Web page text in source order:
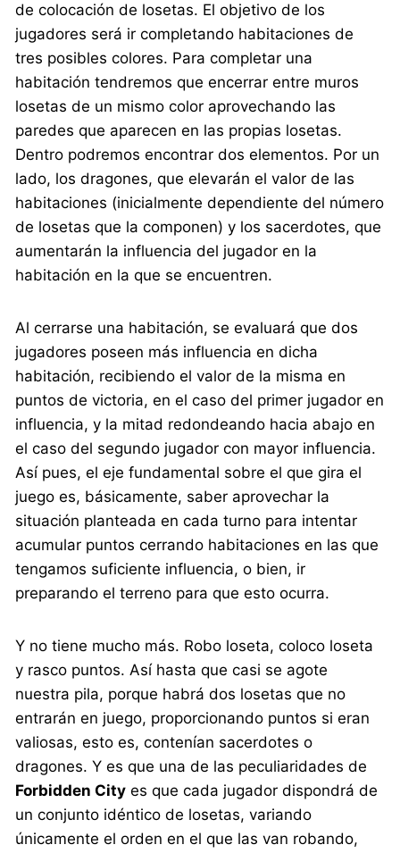
de colocación de losetas. El objetivo de los
jugadores será ir completando habitaciones de
tres posibles colores. Para completar una
habitación tendremos que encerrar entre muros
losetas de un mismo color aprovechando las
paredes que aparecen en las propias losetas.
Dentro podremos encontrar dos elementos. Por un
lado, los dragones, que elevarán el valor de las
habitaciones (inicialmente dependiente del número
de losetas que la componen) y los sacerdotes, que
aumentarán la influencia del jugador en la
habitación en la que se encuentren.
Al cerrarse una habitación, se evaluará que dos
jugadores poseen más influencia en dicha
habitación, recibiendo el valor de la misma en
puntos de victoria, en el caso del primer jugador en
influencia, y la mitad redondeando hacia abajo en
el caso del segundo jugador con mayor influencia.
Así pues, el eje fundamental sobre el que gira el
juego es, básicamente, saber aprovechar la
situación planteada en cada turno para intentar
acumular puntos cerrando habitaciones en las que
tengamos suficiente influencia, o bien, ir
preparando el terreno para que esto ocurra.
Y no tiene mucho más. Robo loseta, coloco loseta
y rasco puntos. Así hasta que casi se agote
nuestra pila, porque habrá dos losetas que no
entrarán en juego, proporcionando puntos si eran
valiosas, esto es, contenían sacerdotes o
dragones. Y es que una de las peculiaridades de
Forbidden City es que cada jugador dispondrá de
un conjunto idéntico de losetas, variando
únicamente el orden en el que las van robando,